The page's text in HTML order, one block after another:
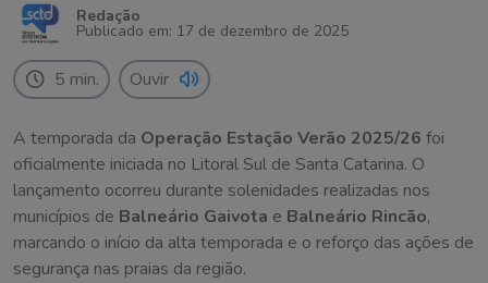
Redação
Publicado em: 17 de dezembro de 2025
5 min. Ouvir
A temporada da Operação Estação Verão 2025/26 foi
oficialmente iniciada no Litoral Sul de Santa Catarina. O
lançamento ocorreu durante solenidades realizadas nos
municípios de Balneário Gaivota e Balneário Rincão,
marcando o início da alta temporada e o reforço das ações de
segurança nas praias da região.